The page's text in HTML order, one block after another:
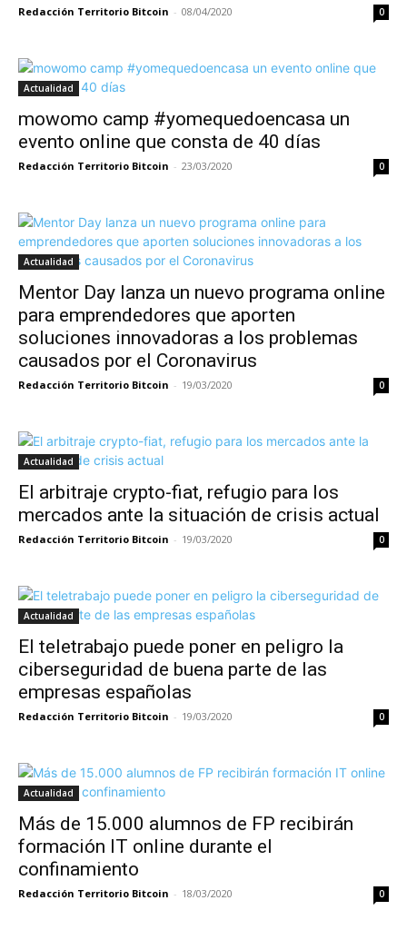
Redacción Territorio Bitcoin - 08/04/2020 0
Actualidad
mowomo camp #yomequedoencasa un
evento online que consta de 40 días
Redacción Territorio Bitcoin - 23/03/2020 0
Actualidad
Mentor Day lanza un nuevo programa online
para emprendedores que aporten
soluciones innovadoras a los problemas
causados por el Coronavirus
Redacción Territorio Bitcoin - 19/03/2020 0
Actualidad
El arbitraje crypto-fiat, refugio para los
mercados ante la situación de crisis actual
Redacción Territorio Bitcoin - 19/03/2020 0
Actualidad
El teletrabajo puede poner en peligro la
ciberseguridad de buena parte de las
empresas españolas
Redacción Territorio Bitcoin - 19/03/2020 0
Actualidad
Más de 15.000 alumnos de FP recibirán
formación IT online durante el
confinamiento
Redacción Territorio Bitcoin - 18/03/2020 0